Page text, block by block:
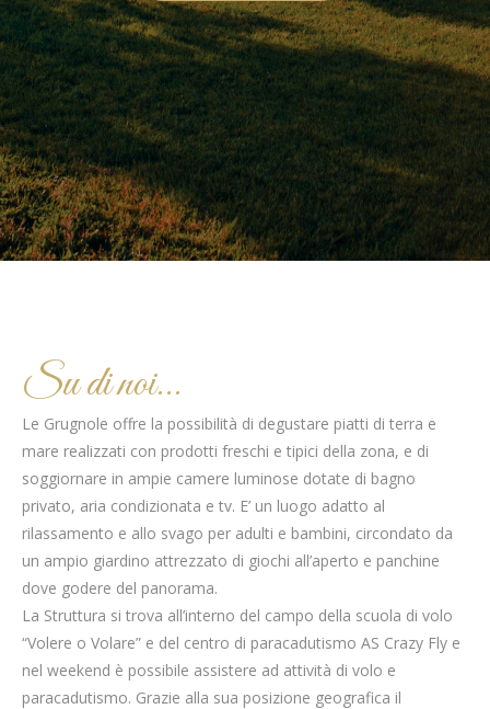
Su di noi...
Le Grugnole offre la possibilità di degustare piatti di terra e
mare realizzati con prodotti freschi e tipici della zona, e di
soggiornare in ampie camere luminose dotate di bagno
privato, aria condizionata e tv. E’ un luogo adatto al
rilassamento e allo svago per adulti e bambini, circondato da
un ampio giardino attrezzato di giochi all’aperto e panchine
dove godere del panorama.
La Struttura si trova all’interno del campo della scuola di volo
“Volere o Volare” e del centro di paracadutismo AS Crazy Fly e
nel weekend è possibile assistere ad attività di volo e
paracadutismo. Grazie alla sua posizione geografica il